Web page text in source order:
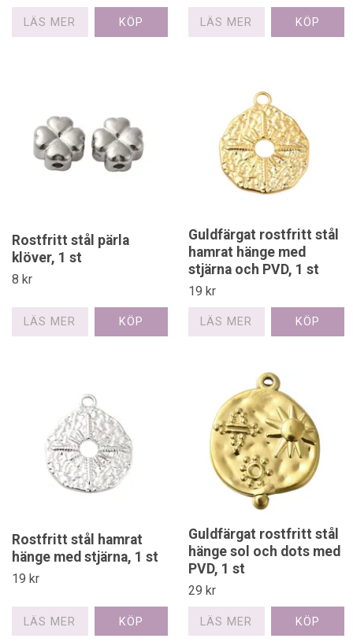
LÄS MER LÄS MER
Rostfritt stål pärla
klöver, 1 st
8 kr
LÄS MER
Guldfärgat rostfritt stål
hamrat hänge med
stjärna och PVD, 1 st
19 kr
LÄS MER
Rostfritt stål hamrat
hänge med stjärna, 1 st
19 kr
LÄS MER
Guldfärgat rostfritt stål
hänge sol och dots med
PVD, 1 st
29 kr
LÄS MER